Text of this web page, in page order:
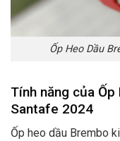
Ốp Heo Dầu
Tính năng của
Santafe 2024
Ốp heo dầu Brembo